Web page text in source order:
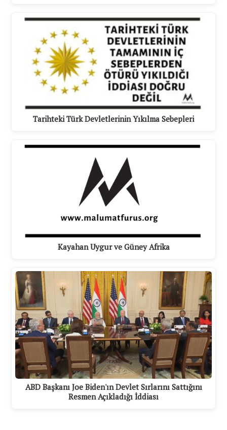
Tarihteki Türk Devletlerinin Yıkılma Sebepleri
Kayahan Uygur ve Güney Afrika
ABD Başkanı Joe Biden'ın Devlet Sırlarını Sattığını
Resmen Açıkladığı İddiası